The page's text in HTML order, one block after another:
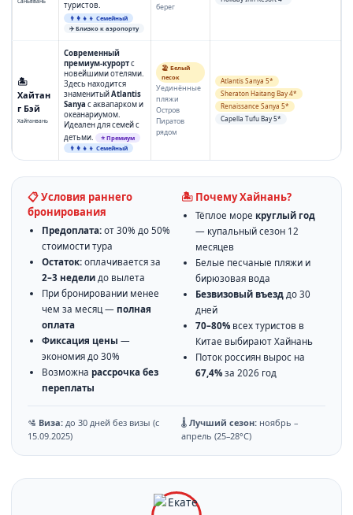
туристов.
👨‍👩‍👧‍👦 Семейный
✈️ Близко к аэропорту
берег
🏝️
Хайтан
г Бэй
Хайтанвань
Современный
премиум-курортс
новейшими отелями.
Здесь находится
знаменитыйAtlantis
Sanya с аквапарком и
океанариумом.
Идеален для семей с
детьми.
⭐ Премиум
👨‍👩‍👧‍👦 Семейный
🏖️ Белый
песок
Уединённые
пляжи
Остров
Пиратов
рядом
Atlantis Sanya 5*
Sheraton Haitang Bay 4*
Renaissance Sanya 5*
Capella Tufu Bay 5*
📋 Условия раннего
бронирования
Предоплата: от 30% до 50%
стоимости тура
Остаток: оплачивается за
2–3 недели до вылета
При бронировании менее
чем за месяц — полная
оплата
Фиксация цены —
экономия до 30%
Возможна рассрочка без
переплаты
🏝️ Почему Хайнань?
Тёплое море круглый год
— купальный сезон 12
месяцев
Белые песчаные пляжи и
бирюзовая вода
Безвизовый въезд до 30
дней
70–80% всех туристов в
Китае выбирают Хайнань
Поток россиян вырос на
67,4% за 2026 год
🛂 Виза: до 30 дней без визы (с
15.09.2025)
🌡️ Лучший сезон: ноябрь –
апрель (25–28°C)